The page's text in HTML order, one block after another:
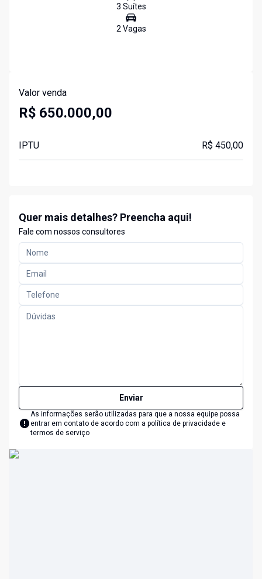
3 Suítes
2Vagas
Valor venda
R$ 650.000,00
IPTU R$ 450,00
Quer mais detalhes? Preencha aqui!
Fale com nossos consultores
Enviar
As informações serão utilizadas para que a nossa equipe possa
entrar em contato de acordo com a política de privacidade e
termos de serviço